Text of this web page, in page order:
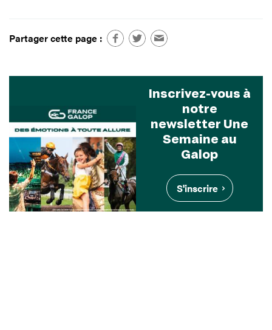
Partager cette page :
Inscrivez-vous à
notre
newsletter Une
Semaine au
Galop
S'inscrire